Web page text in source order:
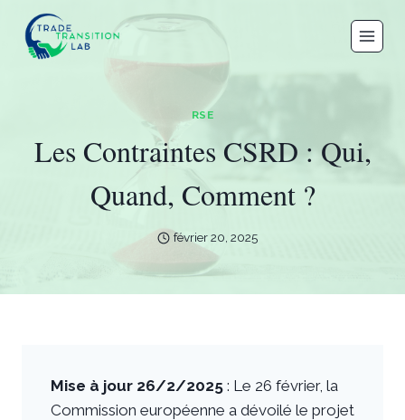
contenu
RSE
Les Contraintes CSRD : Qui,
Quand, Comment ?
février 20, 2025
Mise à jour 26/2/2025 : Le 26 février, la
Commission européenne a dévoilé le projet